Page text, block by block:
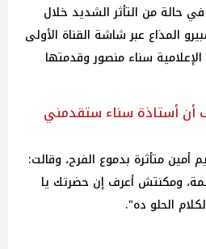
حالة من التأثر الشديد خلال
المذاع عبر شاشة القناة الأولى
سناء منصور وقدمتها
أن أستاذة سناء ستقدمني
متأثرة بدموع الفرح، وقالت:
ومكنتش أعرف إن حضرتك يا
الحلو ده".